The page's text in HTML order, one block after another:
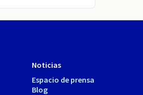
Noticias
Espacio de prensa
Blog